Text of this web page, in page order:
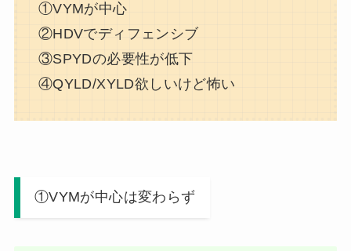
①VYMが中心
②HDVでディフェンシブ
③SPYDの必要性が低下
④QYLD/XYLD欲しいけど怖い
①VYMが中心は変わらず